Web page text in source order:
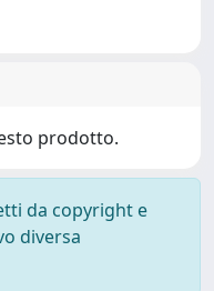
prodotto.
da copyright e
diversa